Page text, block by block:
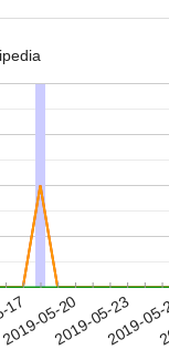
2019-05-202019-05-23
2019-